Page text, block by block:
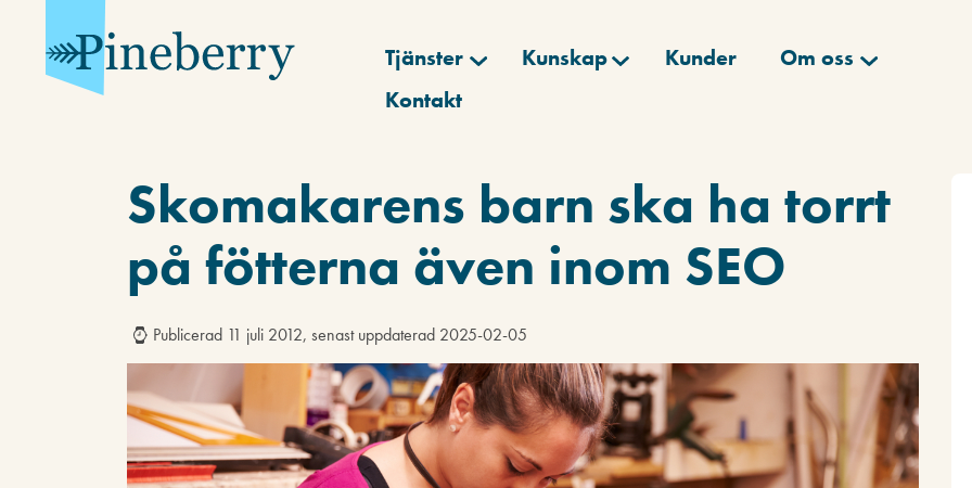
Tjänster Kunskap Kunder
Om oss
Kontakt
Skomakarens barn ska ha torrt
på fötterna även inom SEO
Publicerad 11 juli 2012, senast uppdaterad 2025-02-05